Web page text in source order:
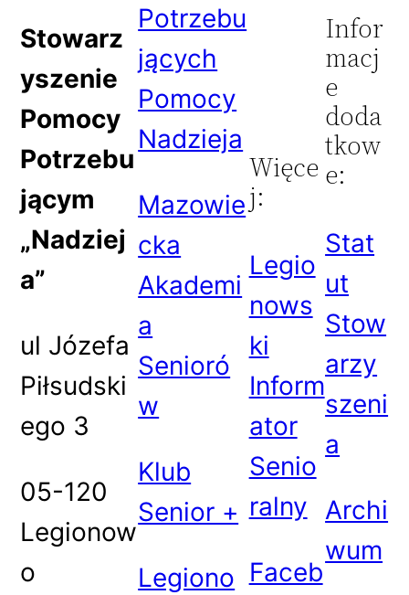
Stowarz
yszenie
Pomocy
Potrzebu
jącym
„Nadziej
a”
ul Józefa
Piłsudski
ego 3
05-120
Legionow
o
Potrzebu
jących
Pomocy
Nadzieja
Mazowie
cka
Akademi
a
Senioró
w
Klub
Senior +
Legiono
Więce
j:
Legio
nows
ki
Inform
ator
Senio
ralny
Faceb
Infor
macj
e
doda
tkow
e:
Stat
ut
Stow
arzy
szeni
a
Archi
wum